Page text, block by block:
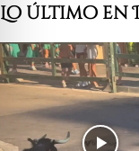
Lo último en